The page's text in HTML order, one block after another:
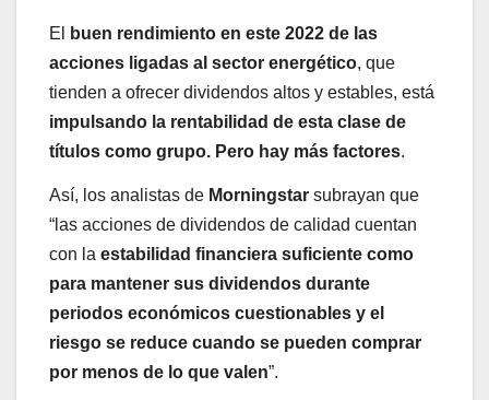
El
buen rendimiento en este 2022 de las
acciones ligadas al sector energético, que
tienden a ofrecer dividendos altos y estables, está
impulsando la rentabilidad de esta clase de
títulos como grupo. Pero hay más factores.
Así, los analistas de Morningstar subrayan que
“las acciones de dividendos de calidad cuentan
con la estabilidad financiera suficiente como
para mantener sus dividendos durante
periodos económicos cuestionables y el
riesgo se reduce cuando se pueden comprar
por menos de lo que valen”.